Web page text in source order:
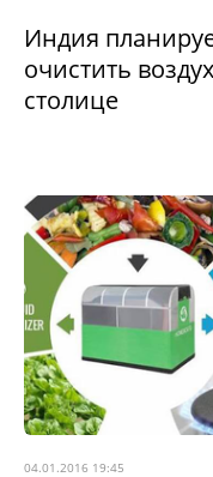
Индия
очистить
столице
04.01.2016 19:45